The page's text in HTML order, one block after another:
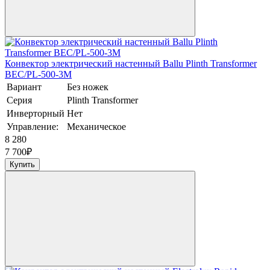
Конвектор электрический настенный Ballu Plinth Transformer
BEC/PL-500-3M
Вариант
Без ножек
Серия
Plinth Transformer
Инверторный Нет
Управление:
Механическое
8 280
7 700₽
Купить